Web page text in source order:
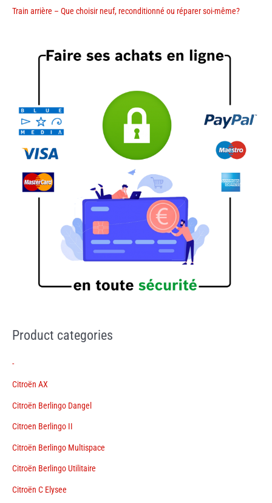
Train arrière – Que choisir neuf, reconditionné ou réparer soi-même?
Product categories
-
Citroën AX
Citroën Berlingo Dangel
Citroen Berlingo II
Citroën Berlingo Multispace
Citroën Berlingo Utilitaire
Citroën C Elysee